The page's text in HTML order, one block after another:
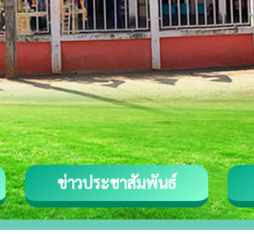
ข่าวประชาสัมพันธ์